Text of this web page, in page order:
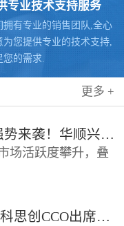
专业技术支持服务
拥有专业的销售团队,全心
为您提供专业的技术支持,
您的需求.
更多 +
消费旺季强势来袭！华顺兴业携手科思创 TPU，为手机护套行业注入破局新动能，抢占市场制高点
场活跃度攀升，叠
临近，手机护套行高管观点 | 科思创CCO出席全球塑料公约大会